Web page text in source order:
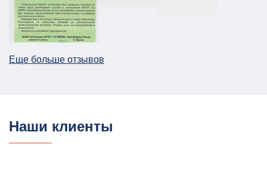
АТЗ Паспорт АТЗ
Постановление Правительства №258
26.12.2025
Еще больше отзывов
Наши клиенты